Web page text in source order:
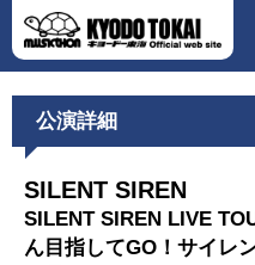
公演詳細
SILENT SIREN
SILENT SIREN LIVE
ん目指してGO！サイレ